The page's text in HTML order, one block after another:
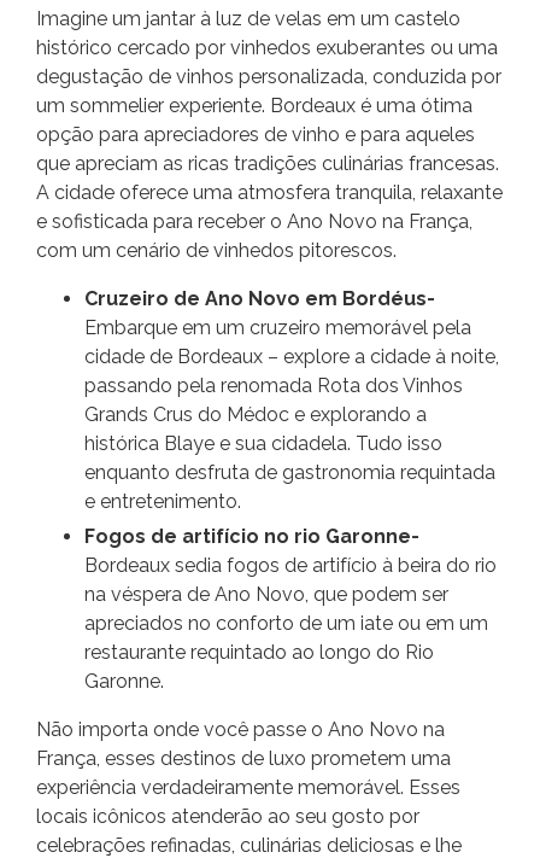
Imagine um jantar à luz de velas em um castelo
histórico cercado por vinhedos exuberantes ou uma
degustação de vinhos personalizada, conduzida por
um sommelier experiente. Bordeaux é uma ótima
opção para apreciadores de vinho e para aqueles
que apreciam as ricas tradições culinárias francesas.
A cidade oferece uma atmosfera tranquila, relaxante
e sofisticada para receber o Ano Novo na França,
com um cenário de vinhedos pitorescos.
Cruzeiro de Ano Novo em Bordéus-
Embarque em um cruzeiro memorável pela
cidade de Bordeaux – explore a cidade à noite,
passando pela renomada Rota dos Vinhos
Grands Crus do Médoc e explorando a
histórica Blaye e sua cidadela. Tudo isso
enquanto desfruta de gastronomia requintada
e entretenimento.
Fogos de artifício no rio Garonne-
Bordeaux sedia fogos de artifício à beira do rio
na véspera de Ano Novo, que podem ser
apreciados no conforto de um iate ou em um
restaurante requintado ao longo do Rio
Garonne.
Não importa onde você passe o Ano Novo na
França, esses destinos de luxo prometem uma
experiência verdadeiramente memorável. Esses
locais icônicos atenderão ao seu gosto por
celebrações refinadas, culinárias deliciosas e lhe